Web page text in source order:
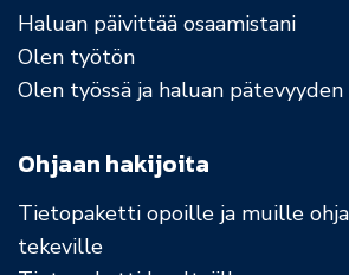
Haluan päivittää osaamistani
Olen työtön
Olen työssä ja haluan
Ohjaan hakijoita
Tietopaketti opoille ja muille
tekeville